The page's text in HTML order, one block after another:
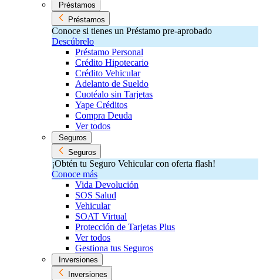
Préstamos
Préstamos
Conoce si tienes un Préstamo pre-aprobado
Descúbrelo
Préstamo Personal
Crédito Hipotecario
Crédito Vehicular
Adelanto de Sueldo
Cuotéalo sin Tarjetas
Yape Créditos
Compra Deuda
Ver todos
Seguros
Seguros
¡Obtén tu Seguro Vehicular con oferta flash!
Conoce más
Vida Devolución
SOS Salud
Vehicular
SOAT Virtual
Protección de Tarjetas Plus
Ver todos
Gestiona tus Seguros
Inversiones
Inversiones